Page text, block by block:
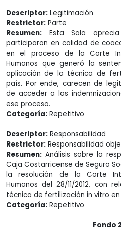
Descriptor: Legitimación
Restrictor: Parte
Resumen: Esta Sala
participaron en calidad de
en el proceso de la Corte
Humanos que generó la
aplicación de la técnica de
país. Por ende, carecen de
de acceder a las
ese proceso.
Categoría: Repetitivo
Descriptor: Responsabilidad
Restrictor: Responsabilidad
Resumen: Análisis sobre la
Caja Costarricense de Seguro
la resolución de la Corte
Humanos del 28/11/2012, con
técnica de fertilización in vitro
Categoría: Repetitivo
Fondo